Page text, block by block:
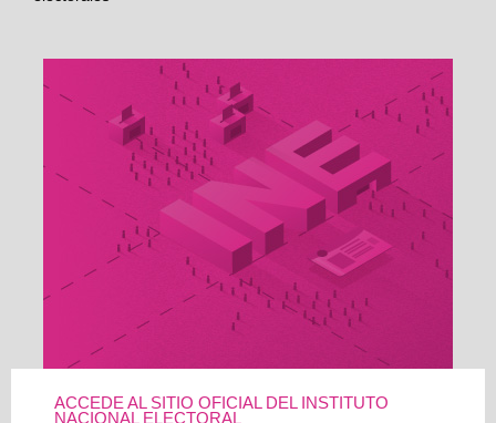
ACCEDE AL SITIO OFICIAL DEL INSTITUTO
NACIONAL ELECTORAL